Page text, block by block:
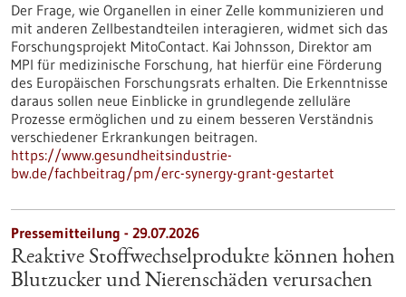
Der Frage, wie Organellen in einer Zelle kommunizieren und
mit anderen Zellbestandteilen interagieren, widmet sich das
Forschungsprojekt MitoContact. Kai Johnsson, Direktor am
MPI für medizinische Forschung, hat hierfür eine Förderung
des Europäischen Forschungsrats erhalten. Die Erkenntnisse
daraus sollen neue Einblicke in grundlegende zelluläre
Prozesse ermöglichen und zu einem besseren Verständnis
verschiedener Erkrankungen beitragen.
https://www.gesundheitsindustrie-
bw.de/fachbeitrag/pm/erc-synergy-grant-gestartet
Pressemitteilung - 29.07.2026
Reaktive Stoffwechselprodukte können hohen
Blutzucker und Nierenschäden verursachen